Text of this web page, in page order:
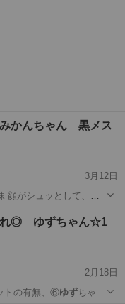
みかんちゃん 黒メス
3月12日
れ◎ ゆずちゃん☆1
2月18日
トの有無、⑥ゆずちゃん